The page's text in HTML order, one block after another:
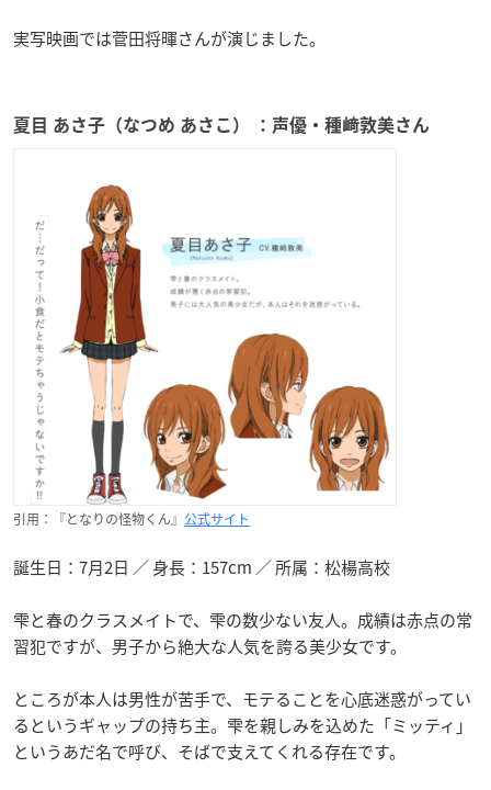
実写映画では菅田将暉さんが演じました。
夏目 あさ子（なつめ あさこ） ：声優・種﨑敦美さん
引用：『となりの怪物くん』 公式サイト
誕生日：7月2日 ／ 身長：157cm ／ 所属：松楊高校
雫と春のクラスメイトで、雫の数少ない友人。成績は赤点の常
習犯ですが、男子から絶大な人気を誇る美少女です。
ところが本人は男性が苦手で、モテることを心底迷惑がってい
るというギャップの持ち主。雫を親しみを込めた「ミッティ」
というあだ名で呼び、そばで支えてくれる存在です。